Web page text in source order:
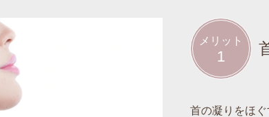
メリット
1
首の凝りをほ